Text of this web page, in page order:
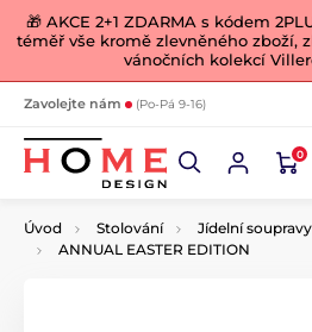
🎁 AKCE 2+1 ZDARMA s kódem
téměř vše kromě zlevněného zboží,
vánočních kolekcí
Zavolejte nám (Po-Pá 9-16)
0
Úvod Stolování
Jídelní
ANNUAL EASTER EDITION